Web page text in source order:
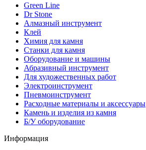
Green Line
Dr Stone
Алмазный инструмент
Клей
Химия для камня
Станки для камня
Оборудование и машины
Абразивный инструмент
Для художественных работ
Электроинструмент
Пневмоинструмент
Расходные материалы и аксессуары
Камень и изделия из камня
Б/У оборудование
Информация